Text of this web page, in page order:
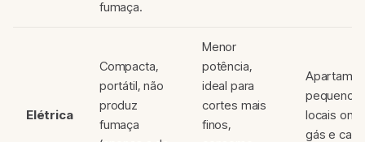
fumaça.
Elétrica
Compacta,
portátil, não
produz
fumaça
Menor
potência,
ideal para
cortes mais
finos,
pequenos
locais
gás e